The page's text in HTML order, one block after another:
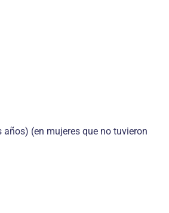
(en mujeres que no tuvieron